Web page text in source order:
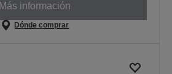
Más información
Dónde comprar